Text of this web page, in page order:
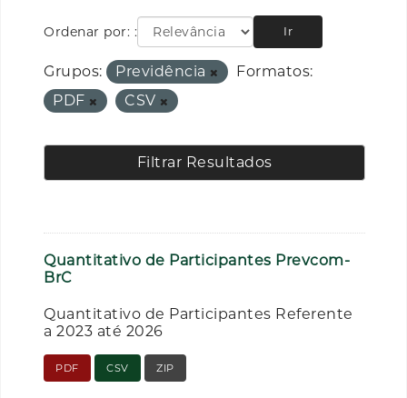
Ordenar por: Ir
Grupos: Previdência
Formatos:
PDF
CSV
Filtrar Resultados
Quantitativo de Participantes Prevcom-
BrC
Quantitativo de Participantes Referente
a 2023 até 2026
PDF CSV ZIP